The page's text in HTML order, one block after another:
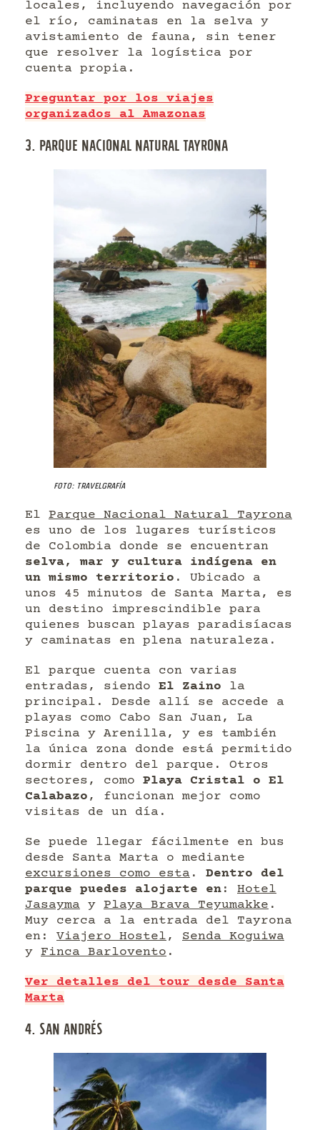
locales, incluyendo navegación por
el río, caminatas en la selva y
avistamiento de fauna, sin tener
que resolver la logística por
cuenta propia.
Preguntar por los viajes
organizados al Amazonas
3. PARQUE NACIONAL NATURAL TAYRONA
Foto: Travelgrafía
El Parque Nacional Natural Tayrona
es uno de los lugares turísticos
de Colombia donde se encuentran
selva, mar y cultura indígena en
un mismo territorio . Ubicado a
unos 45 minutos de Santa Marta, es
un destino imprescindible para
quienes buscan playas paradisíacas
y caminatas en plena naturaleza.
El parque cuenta con varias
entradas, siendo El Zaino la
principal. Desde allí se accede a
playas como Cabo San Juan, La
Piscina y Arenilla, y es también
la única zona donde está permitido
dormir dentro del parque. Otros
sectores, como Playa Cristal o El
Calabazo , funcionan mejor como
visitas de un día.
Se puede llegar fácilmente en bus
desde Santa Marta o mediante
excursiones como esta . Dentro del
parque puedes alojarte en : Hotel
Jasayma y Playa Brava Teyumakke .
Muy cerca a la entrada del Tayrona
en: Viajero Hostel , Senda Koguiwa
y Finca Barlovento .
Ver detalles del tour desde Santa
Marta
4. SAN ANDRÉS